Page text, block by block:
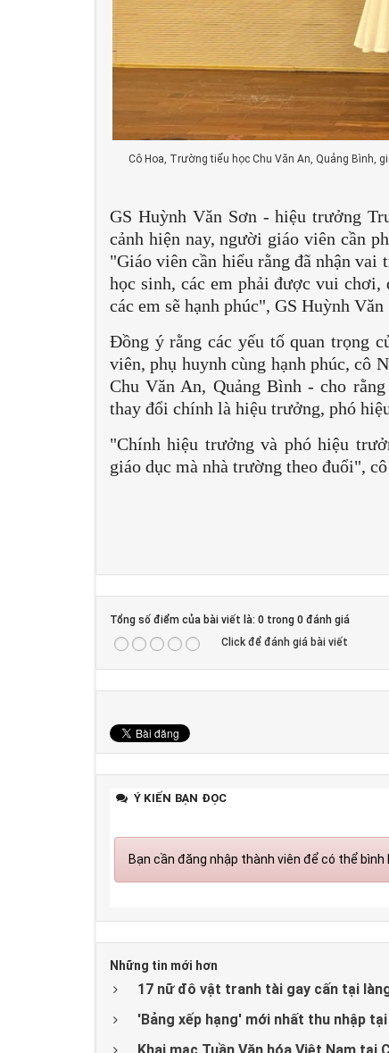
Cô Hoa, Trường tiểu học Chu Văn An, Quảng Bình,
GS Huỳnh Văn Sơn - hiệu trưởng
cảnh hiện nay, người giáo viên cần
"Giáo viên cần hiểu rằng đã nhận
học sinh, các em phải được vui
các em sẽ hạnh phúc", GS Huỳnh Văn
Đồng ý rằng các yếu tố quan trọng
viên, phụ huynh cùng hạnh phúc, cô
Chu Văn An, Quảng Bình - cho
thay đổi chính là hiệu trưởng, phó
"Chính hiệu trưởng và phó hiệu
giáo dục mà nhà trường theo đuổi",
Tổng số điểm của bài viết là: 0 trong 0 đánh giá
Click để đánh giá bài viết
Ý KIẾN BẠN ĐỌC
Bạn cần đăng nhập thành viên để có thể bình
Những tin mới hơn
17 nữ đô vật tranh tài gay cấn tại
'Bảng xếp hạng' mới nhất thu nhập